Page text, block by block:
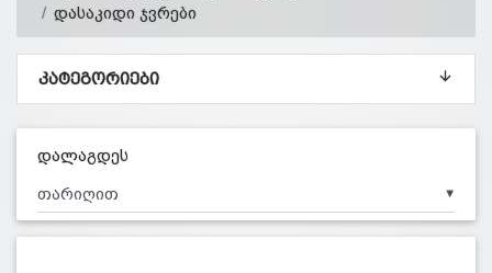
დასაკიდი ჯვრები
ᲙᲐᲢᲔᲒᲝᲠᲘᲔᲑᲘ
დალაგდეს
▼